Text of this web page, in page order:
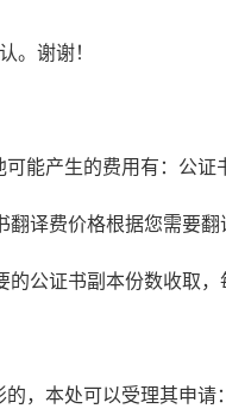
。谢谢！
能产生的费用有：公证
译费价格根据您需要翻
公证书副本份数收取，
的，本处可以受理其申